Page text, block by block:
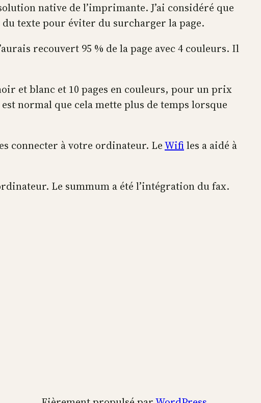
native de l’imprimante. J’ai considéré que
texte pour éviter du surcharger la page.
recouvert 95 % de la page avec 4 couleurs. Il
et blanc et 10 pages en couleurs, pour un prix
normal que cela mette plus de temps lorsque
connecter à votre ordinateur. LeWifiles a aidé à
Le summum a été l’intégration du fax.